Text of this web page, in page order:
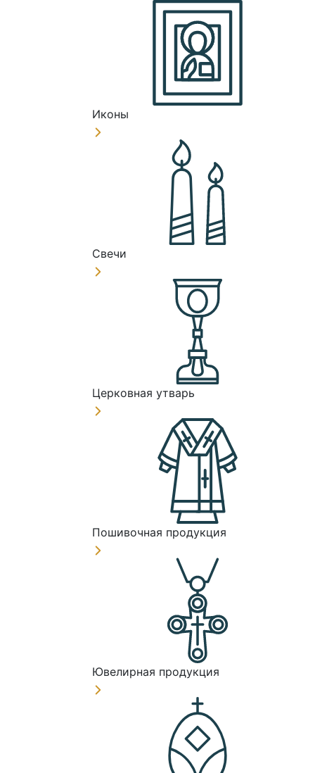
Иконы
Свечи
Церковная утварь
Пошивочная продукция
Ювелирная продукция